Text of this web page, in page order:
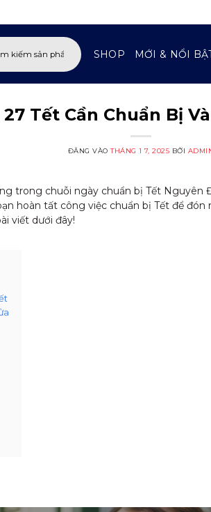
SHOP MỚI & NỔI
27 Tết Cần Chuẩn Bị
ĐĂNG VÀOTHÁNG 1 7, 2025 BỞI
trong chuỗi ngày chuẩn bị Tết Nguyên
hoàn tất công việc chuẩn bị Tết để
viết dưới đây!